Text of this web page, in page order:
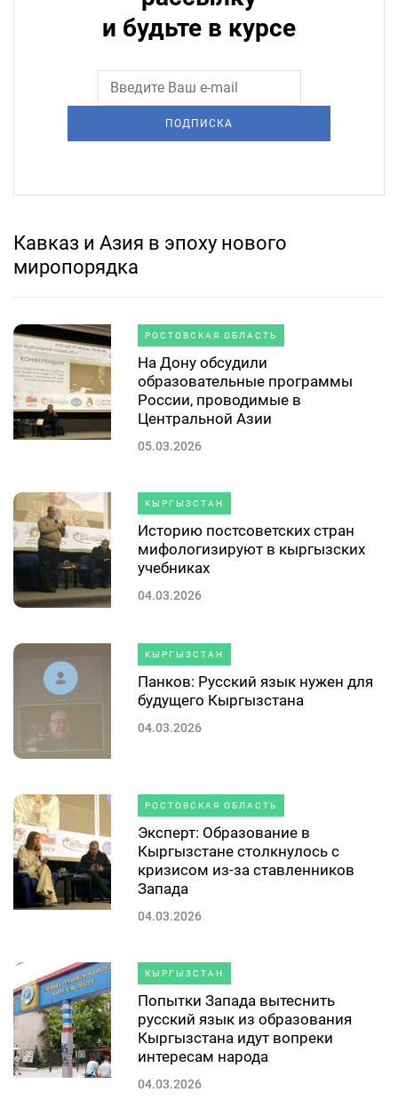
и будьте в курсе
ПОДПИСКА
Кавказ и Азия в эпоху нового
миропорядка
РОСТОВСКАЯ ОБЛАСТЬ
На Дону обсудили
образовательные программы
России, проводимые в
Центральной Азии
05.03.2026
КЫРГЫЗСТАН
Историю постсоветских стран
мифологизируют в кыргызских
учебниках
04.03.2026
КЫРГЫЗСТАН
Панков: Русский язык нужен для
будущего Кыргызстана
04.03.2026
РОСТОВСКАЯ ОБЛАСТЬ
Эксперт: Образование в
Кыргызстане столкнулось с
кризисом из-за ставленников
Запада
04.03.2026
КЫРГЫЗСТАН
Попытки Запада вытеснить
русский язык из образования
Кыргызстана идут вопреки
интересам народа
04.03.2026